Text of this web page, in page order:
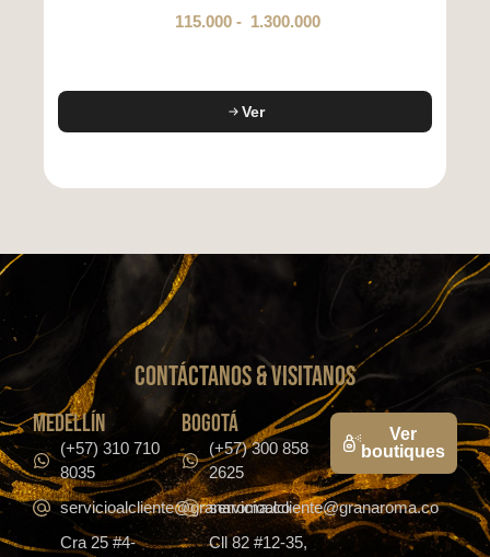
115.000 - 1.300.000
Ver
CONTáCTanos & VISITANOS
medellín
(+57) 310 710
8035
servicioalcliente@granaroma.co
Cra 25 #4-
bogotá
(+57) 300 858
2625
servicioalcliente@granaroma.co
Cll 82 #12-35,
Ver
boutiques